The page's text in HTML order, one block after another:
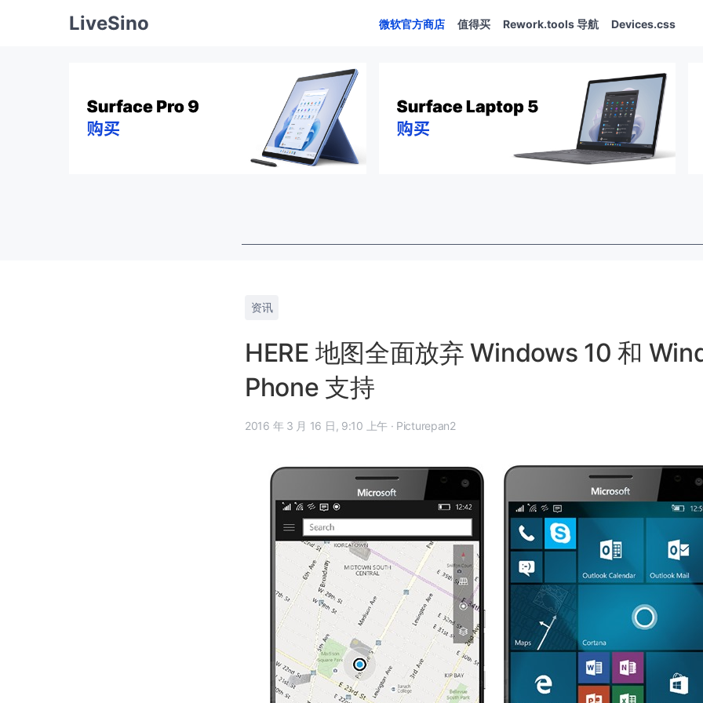
LiveSino 微软官方商店 值得买 Rework.tools 导航 Devices.css
资讯
HERE 地图全面放弃 Windows 10 和
Phone 支持
2016 年 3 月 16 日, 9:10 上午 · Picturepan2